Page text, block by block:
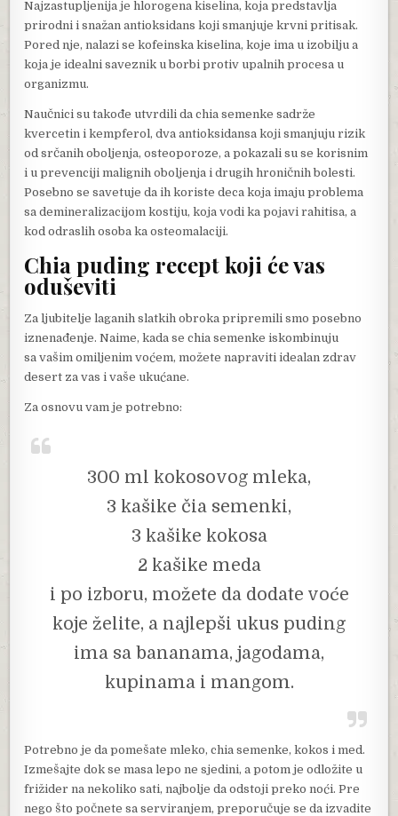
Najzastupljenija je hlorogena kiselina, koja predstavlja
prirodni i snažan antioksidans koji smanjuje krvni pritisak.
Pored nje, nalazi se kofeinska kiselina, koje ima u izobilju a
koja je idealni saveznik u borbi protiv upalnih procesa u
organizmu.
Naučnici su takođe utvrdili da chia semenke sadrže
kvercetin i kempferol, dva antioksidansa koji smanjuju rizik
od srčanih oboljenja, osteoporoze, a pokazali su se korisnim
i u prevenciji malignih oboljenja i drugih hroničnih bolesti.
Posebno se savetuje da ih koriste deca koja imaju problema
sa demineralizacijom kostiju, koja vodi ka pojavi rahitisa, a
kod odraslih osoba ka osteomalaciji.
Chia puding recept koji će vas
oduševiti
Za ljubitelje laganih slatkih obroka pripremili smo posebno
iznenađenje. Naime, kada se chia semenke iskombinuju
sa vašim omiljenim voćem, možete napraviti idealan zdrav
desert za vas i vaše ukućane.
Za osnovu vam je potrebno:
300 ml kokosovog mleka,
3 kašike čia semenki,
3 kašike kokosa
2 kašike meda
i po izboru, možete da dodate voće
koje želite, a najlepši ukus puding
ima sa bananama, jagodama,
kupinama i mangom.
Potrebno je da pomešate mleko, chia semenke, kokos i med.
Izmešajte dok se masa lepo ne sjedini, a potom je odložite u
frižider na nekoliko sati, najbolje da odstoji preko noći. Pre
nego što počnete sa serviranjem, preporučuje se da izvadite